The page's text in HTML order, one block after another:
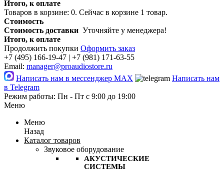
Итого, к оплате
Товаров в корзине: 0. Сейчас в корзине 1 товар.
Стоимость
Стоимость доставки Уточняйте у менеджера!
Итого, к оплате
Продолжить покупки Оформить заказ
+7 (495) 166-19-47 | +7 (981) 171-63-55
Email: manager@proaudiostore.ru
Написать нам в мессенджер MAX
Написать нам
в Telegram
Режим работы: Пн - Пт с 9:00 до 19:00
Меню
Меню
Назад
Каталог товаров
Звуковое оборудование
АКУСТИЧЕСКИЕ
СИСТЕМЫ